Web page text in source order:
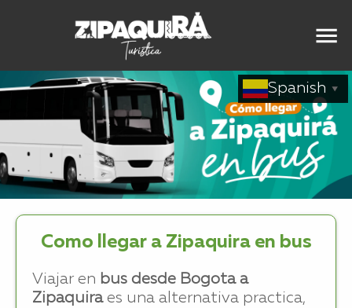
Spanish ▼
Como llegar a Zipaquira en bus
Viajar en bus desde Bogota a
Zipaquiraes una alternativa practica,